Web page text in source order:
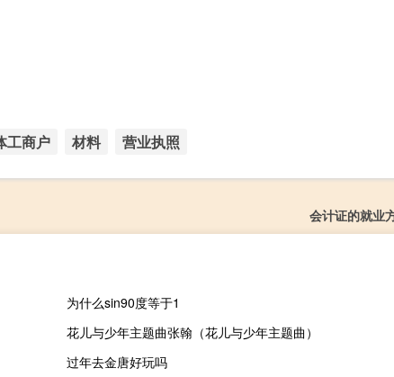
工商户 材料 营业执照
会计证的就业
为什么sin90度等于1
花儿与少年主题曲张翰（花儿与少年主题曲）
过年去金唐好玩吗